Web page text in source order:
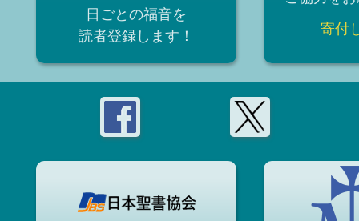
日ごとの福音を
読者登録 します！
寄付